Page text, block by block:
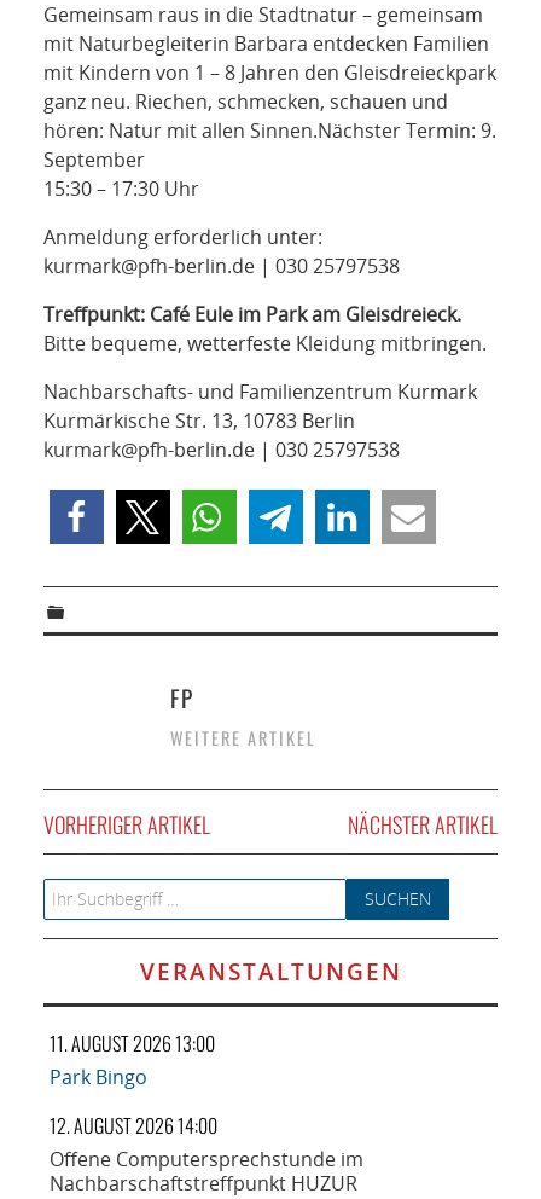
Gemeinsam raus in die Stadtnatur – gemeinsam
mit Naturbegleiterin Barbara entdecken Familien
mit Kindern von 1 – 8 Jahren den Gleisdreieckpark
ganz neu. Riechen, schmecken, schauen und
hören: Natur mit allen Sinnen.Nächster Termin: 9.
September
15:30 – 17:30 Uhr
Anmeldung erforderlich unter:
kurmark@pfh-berlin.de | 030 25797538
Treffpunkt: Café Eule im Park am Gleisdreieck.
Bitte bequeme, wetterfeste Kleidung mitbringen.
Nachbarschafts- und Familienzentrum Kurmark
Kurmärkische Str. 13, 10783 Berlin
kurmark@pfh-berlin.de | 030 25797538
FP
WEITERE ARTIKEL
VORHERIGER ARTIKEL NÄCHSTER ARTIKEL
Search for:
VERANSTALTUNGEN
11. AUGUST 2026 13:00
Park Bingo
12. AUGUST 2026 14:00
Offene Computersprechstunde im
Nachbarschaftstreffpunkt HUZUR